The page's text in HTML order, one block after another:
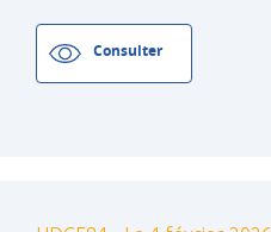
Consulter